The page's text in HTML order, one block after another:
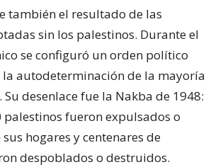
también el resultado de las
sin los palestinos. Durante el
se configuró un orden político
la autodeterminación de la mayoría
desenlace fue la Nakba de 1948:
palestinos fueron expulsados o
hogares y centenares de
despoblados o destruidos.